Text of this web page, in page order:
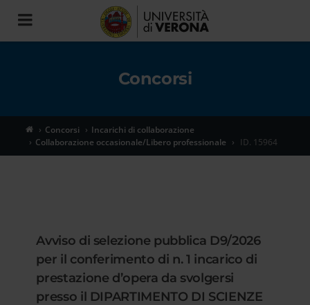
Toggle
navigation
Concorsi
Concorsi
Incarichi di collaborazione
Collaborazione occasionale/Libero professionale
ID. 15964
Avviso di selezione pubblica D9/2026
per il conferimento di n. 1 incarico di
prestazione d’opera da svolgersi
presso il DIPARTIMENTO DI SCIENZE